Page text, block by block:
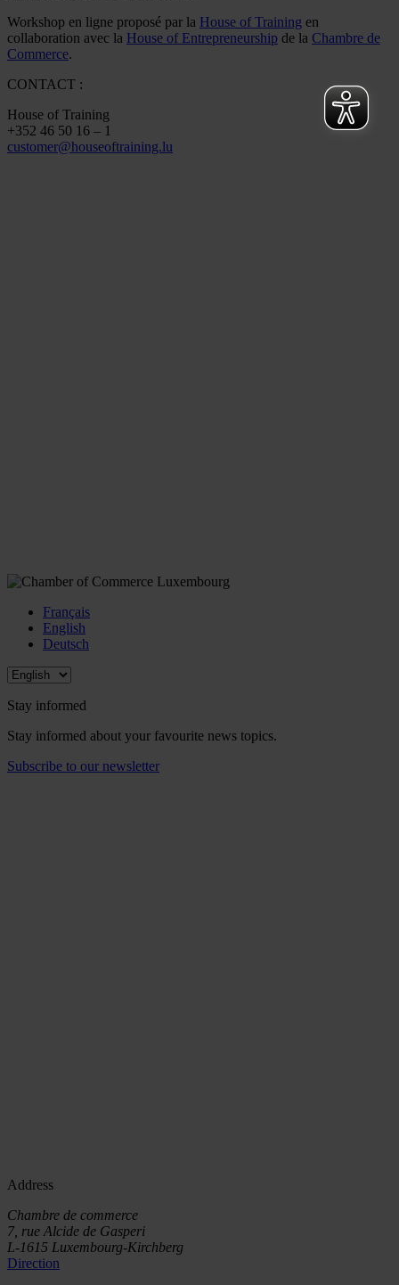
Workshop en ligne proposé par la House of Training en
collaboration avec la House of Entrepreneurship de la Chambre de
Commerce.
CONTACT :
House of Training
+352 46 50 16 – 1
customer@houseoftraining.lu
Français
English
Deutsch
Stay informed
Stay informed about your favourite news topics.
Subscribe to our newsletter
Address
Chambre de commerce
7, rue Alcide de Gasperi
L-1615 Luxembourg-Kirchberg
Direction